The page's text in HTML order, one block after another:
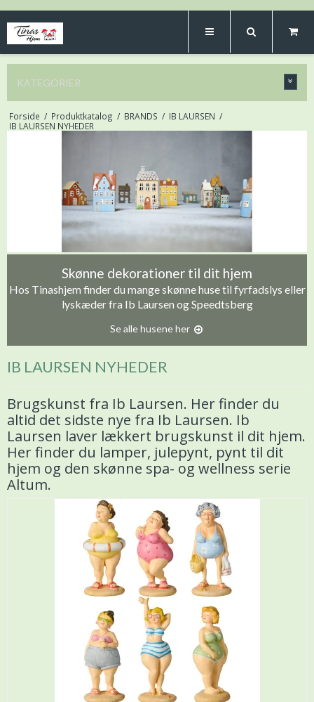
KATEGORIER
Forside / Produktkatalog / BRANDS / IB LAURSEN /
IB LAURSEN NYHEDER
Skønne dekorationer til dit hjem
Hos Tinashjem finder du mange skønne huse til fyrfadslys eller
lyskæder fra Ib Laursen og Speedtsberg
Se alle husene her
IB LAURSEN NYHEDER
Brugskunst fra Ib Laursen. Her finder du
altid det sidste nye fra Ib Laursen. Ib
Laursen laver lækkert brugskunst il dit hjem.
Her finder du lamper, julepynt, pynt til dit
hjem og den skønne spa- og wellness serie
Altum.